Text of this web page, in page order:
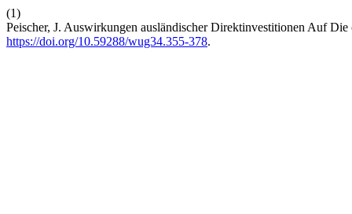
(1)
Peischer, J. Auswirkungen ausländischer Direktinvestitionen Auf
https://doi.org/10.59288/wug34.355-378.